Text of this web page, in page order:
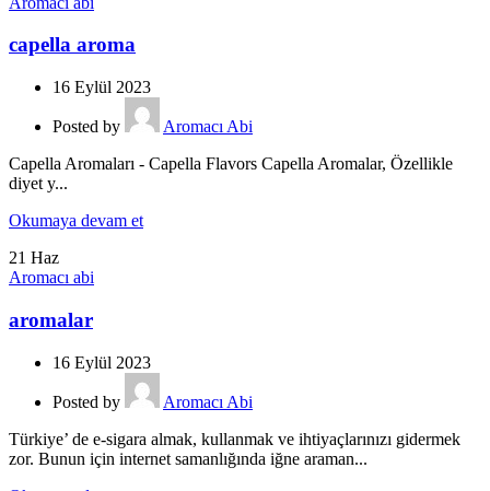
capella aroma
16 Eylül 2023
Posted by
Aromacı Abi
Capella Aromaları - Capella Flavors Capella Aromalar, Özellikle
diyet y...
Okumaya devam et
21 Haz
Aromacı abi
aromalar
16 Eylül 2023
Posted by
Aromacı Abi
Türkiye’ de e-sigara almak, kullanmak ve ihtiyaçlarınızı gidermek
zor. Bunun için internet samanlığında iğne araman...